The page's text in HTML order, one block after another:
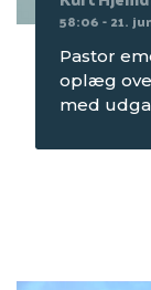
58:06 - 21.
Pastor
oplæg
med
på